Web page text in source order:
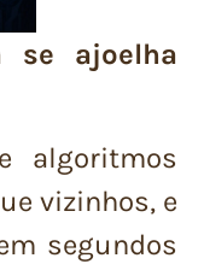
se ajoelha
algoritmos
vizinhos, e
segundos